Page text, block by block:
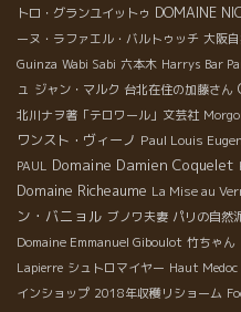
トロ・グランユイットゥ DOMAINE
ーヌ・ラファエル・バルトゥッチ 大阪
Guinza Wabi Sabi 六本木 Harrys Bar
ュ ジャン・マルク 台北在住の加藤さん
北川ナヲ著「テロワール」文芸社
ワンスト・ヴィーノ Paul Louis
PAUL Domaine Damien Coquelet
Domaine Richeaume La Mise au
ン・バニョル ブノワ夫妻 パリの自然
Domaine Emmanuel Giboulot 竹ちゃん
Lapierre シュトロマイヤー Haut Medoc
インショップ 2018年収穫リショーム